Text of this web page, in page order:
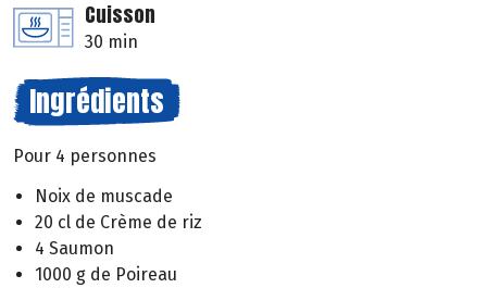
Cuisson
30 min
Ingrédients
Pour 4 personnes
Noix de muscade
20 cl de Crème de riz
4 Saumon
1000 g de Poireau